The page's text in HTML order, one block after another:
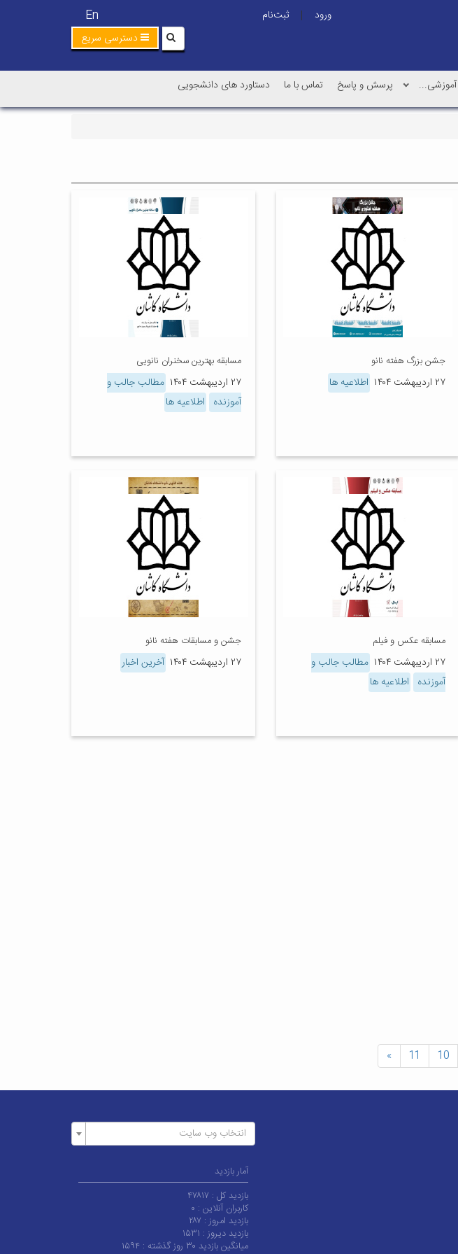
En ورود |
ثبت‌نام
دسترسی سریع
آموزشی... پرسش و پاسخ تماس با ما دستاورد های دانشجویی
جشن بزرگ هفته نانو
۲۷ اردیبهشت ۱۴۰۴ اطلاعیه ها
مسابقه بهترین سخنران نانویی
۲۷ اردیبهشت ۱۴۰۴
مطالب جالب و
آموزنده اطلاعیه ها
مسابقه عکس و فیلم
۲۷ اردیبهشت ۱۴۰۴
مطالب جالب و
آموزنده اطلاعیه ها
جشن و مسابقات هفته نانو
۲۷ اردیبهشت ۱۴۰۴ آخرین اخبار
10
11
»
انتخاب وب سایت
آمار بازدید
بازدید کل : ۴۷۸۱۷
کاربران آنلاین : ۰
بازدید امروز : ۲۸۷
بازدید دیروز : ۱۵۳۱
میانگین بازدید ۳۰ روز گذشته :
۱۵۹۴